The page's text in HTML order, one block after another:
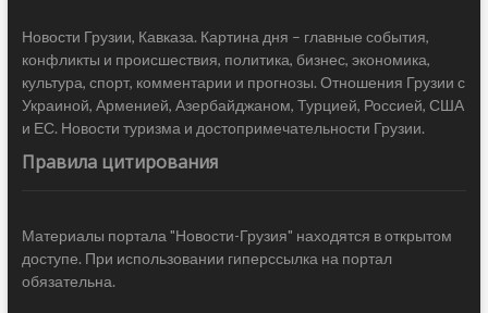
Новости Грузии, Кавказа. Картина дня – главные события,
конфликты и происшествия, политика, бизнес, экономика,
культура, спорт, комментарии и прогнозы. Отношения Грузии с
Украиной, Арменией, Азербайджаном, Турцией, Россией, США
и ЕС. Новости туризма и достопримечательности Грузии.
Правила цитирования
Материалы портала "Новости-Грузия" находятся в открытом
доступе. При использовании гиперссылка на портал
обязательна.